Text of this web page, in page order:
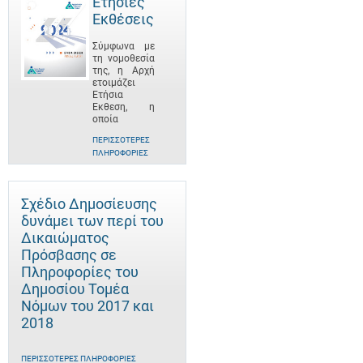
Εκθέσεις
Σύμφωνα με
τη νομοθεσία
της, η Αρχή
ετοιμάζει
Ετήσια
Έκθεση, η
οποία
ΠΕΡΙΣΣΌΤΕΡΕΣ
ΠΛΗΡΟΦΟΡΊΕΣ
Σχέδιο Δημοσίευσης
δυνάμει των περί του
Δικαιώματος
Πρόσβασης σε
Πληροφορίες του
Δημοσίου Τομέα
Νόμων του 2017 και
2018
ΠΕΡΙΣΣΌΤΕΡΕΣ ΠΛΗΡΟΦΟΡΊΕΣ